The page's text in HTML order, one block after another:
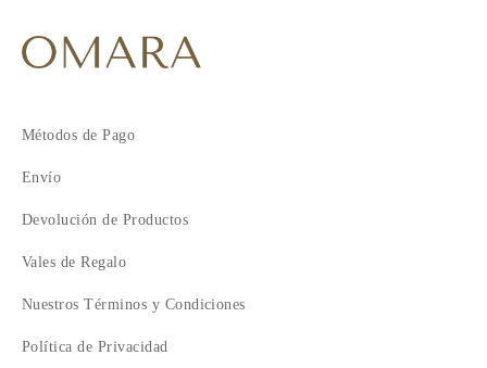
Métodos de Pago
Envío
Devolución de Productos
Vales de Regalo
Nuestros Términos y Condiciones
Política de Privacidad